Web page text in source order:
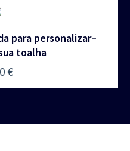
para personalizar–
toalha
€